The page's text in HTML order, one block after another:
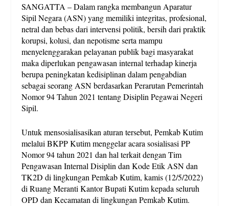
SANGATTA – Dalam rangka membangun Aparatur
Sipil Negara (ASN) yang memiliki integritas, profesional,
netral dan bebas dari intervensi politik, bersih dari praktik
korupsi, kolusi, dan nepotisme serta mampu
menyelenggarakan pelayanan publik bagi masyarakat
maka diperlukan pengawasan internal terhadap kinerja
berupa peningkatan kedisiplinan dalam pengabdian
sebagai seorang ASN berdasarkan Perarutan Pemerintah
Nomor 94 Tahun 2021 tentang Disiplin Pegawai Negeri
Sipil.
Untuk mensosialisasikan aturan tersebut, Pemkab Kutim
melalui BKPP Kutim menggelar acara sosialisasi PP
Nomor 94 tahun 2021 dan hal terkait dengan Tim
Pengawasan Internal Disiplin dan Kode Etik ASN dan
TK2D di lingkungan Pemkab Kutim, kamis (12/5/2022)
di Ruang Meranti Kantor Bupati Kutim kepada seluruh
OPD dan Kecamatan di lingkungan Pemkab Kutim.